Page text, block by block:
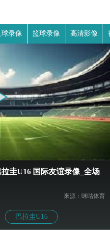
球录像 篮球录像 高清影像
圭U16 国际友谊录像_全场
來源：咪咕体育
巴拉圭U16